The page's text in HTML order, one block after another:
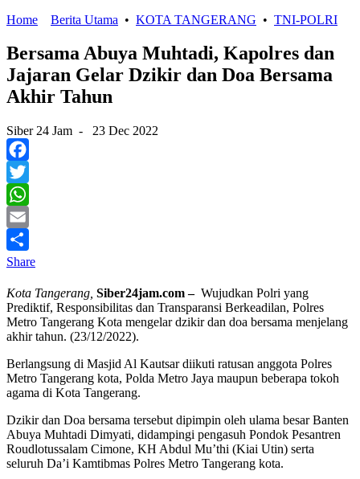
Home
Berita Utama • KOTA TANGERANG • TNI-POLRI
Bersama Abuya Muhtadi, Kapolres dan
Jajaran Gelar Dzikir dan Doa Bersama
Akhir Tahun
Siber 24 Jam - 23 Dec 2022
Facebook
Twitter
WhatsApp
Email
Share
Kota Tangerang, Siber24jam.com – Wujudkan Polri yang
Prediktif, Responsibilitas dan Transparansi Berkeadilan, Polres
Metro Tangerang Kota mengelar dzikir dan doa bersama menjelang
akhir tahun. (23/12/2022).
Berlangsung di Masjid Al Kautsar diikuti ratusan anggota Polres
Metro Tangerang kota, Polda Metro Jaya maupun beberapa tokoh
agama di Kota Tangerang.
Dzikir dan Doa bersama tersebut dipimpin oleh ulama besar Banten
Abuya Muhtadi Dimyati, didampingi pengasuh Pondok Pesantren
Roudlotussalam Cimone, KH Abdul Mu’thi (Kiai Utin) serta
seluruh Da’i Kamtibmas Polres Metro Tangerang kota.